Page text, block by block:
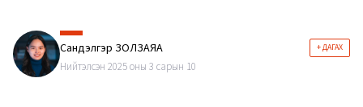
Сандэлгэр ЗОЛЗАЯА + ДАГАХ
Нийтэлсэн 2025 оны 3 сарын 10